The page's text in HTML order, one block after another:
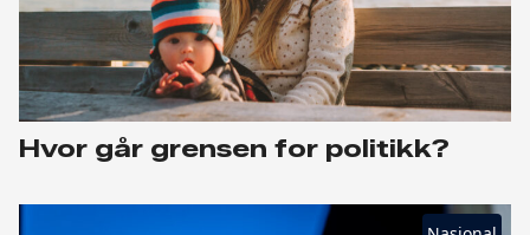
Hvor går grensen for politikk?